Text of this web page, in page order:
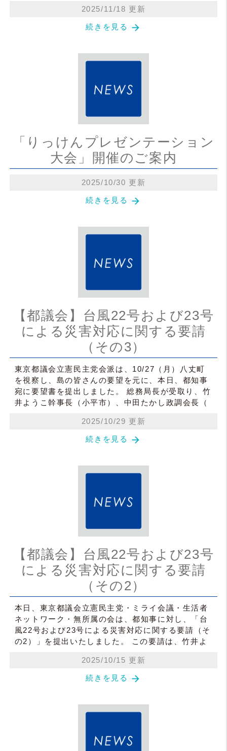
2025/11/18 更新
続きを見る arrow_forward
「りっけんプレゼンテーション
大会」開催のご案内
2025/10/30 更新
続きを見る arrow_forward
【都議会】台風22号および23号
による災害対応に関する要請
（その3）
東京都議会立憲民主党会派は、10/27（月）八丈町
を視察し、島の皆さんの要望を元に、本日、都知事
宛に要望書を提出しました。 総務局長が受取り、竹
井ようこ幹事長（小平市）、中田たかし政調会長（
2025/10/29 更新
続きを見る arrow_forward
【都議会】台風22号および23号
による災害対応に関する要請
（その2）
本日、東京都議会立憲民主党・ミライ会議・生活者
ネットワーク・無所属の会は、都知事に対し、「台
風22号および23号による災害対応に関する要請（そ
の2）」を提出いたしました。 この要請は、竹井よ
2025/10/15 更新
続きを見る arrow_forward